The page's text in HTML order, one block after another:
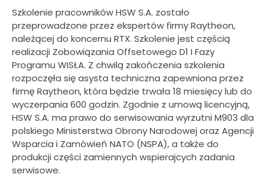
Szkolenie pracowników HSW S.A. zostało
przeprowadzone przez ekspertów firmy Raytheon,
należącej do koncernu RTX. Szkolenie jest częścią
realizacji Zobowiązania Offsetowego D1 I Fazy
Programu WISŁA. Z chwilą zakończenia szkolenia
rozpoczęła się asysta techniczna zapewniona przez
firmę Raytheon, która będzie trwała 18 miesięcy lub do
wyczerpania 600 godzin. Zgodnie z umową licencyjną,
HSW S.A. ma prawo do serwisowania wyrzutni M903 dla
polskiego Ministerstwa Obrony Narodowej oraz Agencji
Wsparcia i Zamówień NATO (NSPA), a także do
produkcji części zamiennych wspierajcych zadania
serwisowe.